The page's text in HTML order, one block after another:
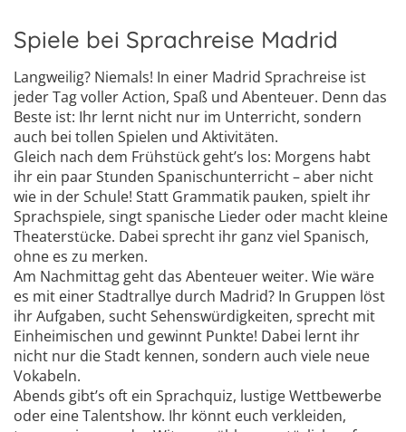
Spiele bei Sprachreise Madrid
Langweilig? Niemals! In einer Madrid Sprachreise ist
jeder Tag voller Action, Spaß und Abenteuer. Denn das
Beste ist: Ihr lernt nicht nur im Unterricht, sondern
auch bei tollen Spielen und Aktivitäten.
Gleich nach dem Frühstück geht’s los: Morgens habt
ihr ein paar Stunden Spanischunterricht – aber nicht
wie in der Schule! Statt Grammatik pauken, spielt ihr
Sprachspiele, singt spanische Lieder oder macht kleine
Theaterstücke. Dabei sprecht ihr ganz viel Spanisch,
ohne es zu merken.
Am Nachmittag geht das Abenteuer weiter. Wie wäre
es mit einer Stadtrallye durch Madrid? In Gruppen löst
ihr Aufgaben, sucht Sehenswürdigkeiten, sprecht mit
Einheimischen und gewinnt Punkte! Dabei lernt ihr
nicht nur die Stadt kennen, sondern auch viele neue
Vokabeln.
Abends gibt’s oft ein Sprachquiz, lustige Wettbewerbe
oder eine Talentshow. Ihr könnt euch verkleiden,